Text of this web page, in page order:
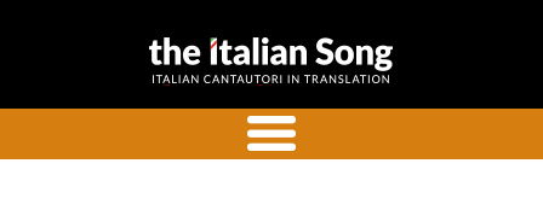
the italian
with commentaries